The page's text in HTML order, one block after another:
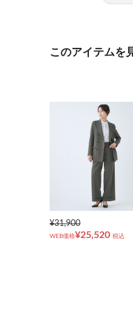
このアイテムを
¥31,900
WEB価格¥25,520 税込